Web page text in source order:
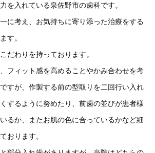
を入れている泉佐野市の歯科です。
に考え、お気持ちに寄り添った治療をする
す。
だわりを持っております。
フィット感を高めることやかみ合わせを考
すが、作製する前の型取りを二回行い入れ
するように努めたり、前歯の並びが患者様
るか、またお肌の色に合っているかなど細
おります。